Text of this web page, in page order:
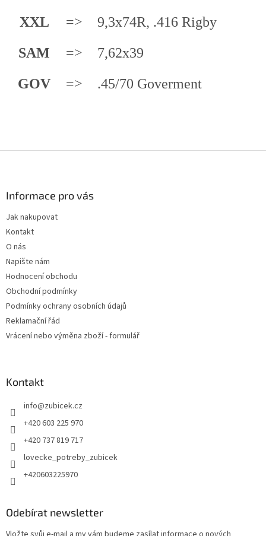
XXL
=>
9,3x74R, .416 Rigby
SAM
=>
7,62x39
GOV
=> .45/70 Goverment
Informace pro vás
Jak nakupovat
Kontakt
O nás
Napište nám
Hodnocení obchodu
Obchodní podmínky
Podmínky ochrany osobních údajů
Reklamační řád
Vrácení nebo výměna zboží - formulář
Kontakt
info@zubicek.cz
+420 603 225 970
+420 737 819 717
lovecke_potreby_zubicek
+420603225970
Odebírat newsletter